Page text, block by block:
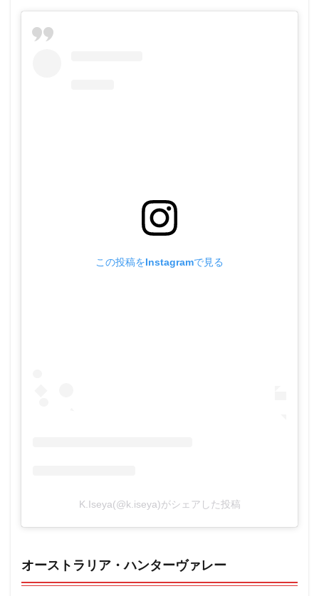
この投稿をInstagramで見る
K.Iseya(@k.iseya)がシェアした投稿
オーストラリア・ハンターヴァレー